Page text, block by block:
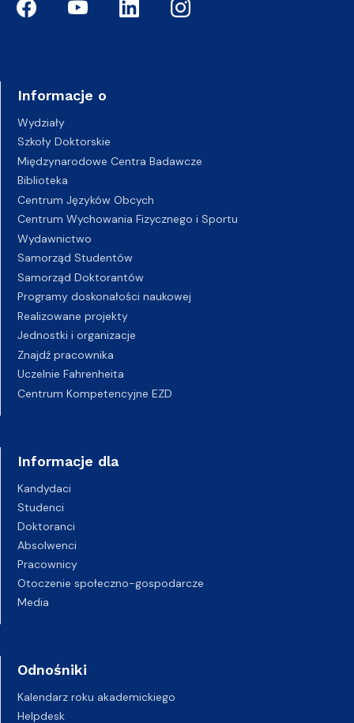
Informacje o
Wydziały
Szkoły Doktorskie
Międzynarodowe Centra Badawcze
Biblioteka
Centrum Języków Obcych
Centrum Wychowania Fizycznego i Sportu
Wydawnictwo
Samorząd Studentów
Samorząd Doktorantów
Programy doskonałości naukowej
Realizowane projekty
Jednostki i organizacje
Znajdź pracownika
Uczelnie Fahrenheita
Centrum Kompetencyjne EZD
Informacje dla
Kandydaci
Studenci
Doktoranci
Absolwenci
Pracownicy
Otoczenie społeczno-gospodarcze
Media
Odnośniki
Kalendarz roku akademickiego
Helpdesk